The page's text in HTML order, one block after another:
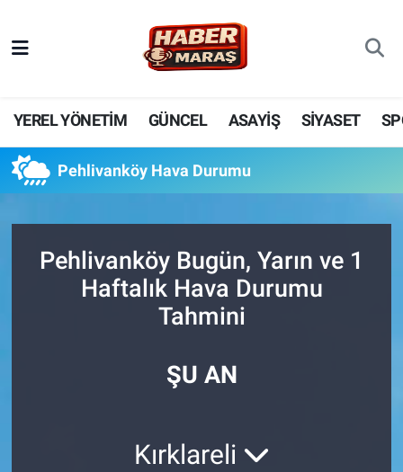
YEREL YÖNETİM GÜNCEL ASAYİŞ SİYASET
Pehlivanköy Hava Durumu
Pehlivanköy Bugün, Yarın ve 1
Haftalık Hava Durumu
Tahmini
ŞU AN
Kırklareli
YEREL YÖNETİM
GÜNCEL
BİLİM VE TEKNOLOJİ
SPOR
DÜNYA
Nöbetçi Eczaneler
Hava Durumu
Trafik Durumu
Tüm Manşetler
Son Dakika Haberleri